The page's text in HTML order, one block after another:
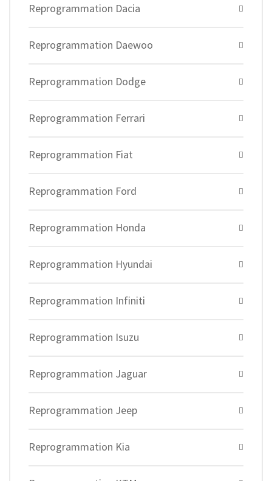
Reprogrammation Dacia
Reprogrammation Daewoo
Reprogrammation Dodge
Reprogrammation Ferrari
Reprogrammation Fiat
Reprogrammation Ford
Reprogrammation Honda
Reprogrammation Hyundai
Reprogrammation Infiniti
Reprogrammation Isuzu
Reprogrammation Jaguar
Reprogrammation Jeep
Reprogrammation Kia